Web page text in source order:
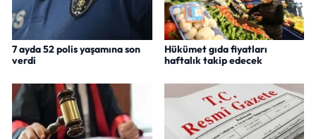
7 ayda 52 polis yaşamına son
verdi
Hükümet gıda fiyatları
haftalık takip edecek